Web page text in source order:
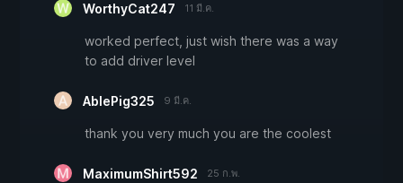
WorthyCat247 11 มี.ค.
worked perfect, just wish there was a way
to add driver level
AblePig325 9 มี.ค.
thank you very much you are the coolest
MaximumShirt592 25 ก.พ.